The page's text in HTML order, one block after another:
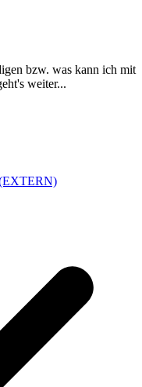
bzw. was kann ich mit
weiter...